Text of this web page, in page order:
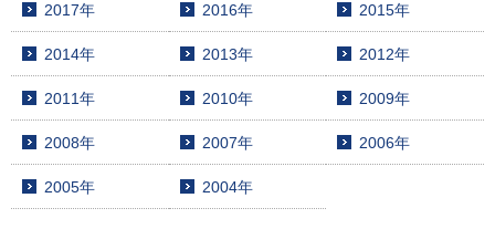
2017年 2016年 2015年
2014年 2013年 2012年
2011年 2010年 2009年
2008年 2007年 2006年
2005年 2004年